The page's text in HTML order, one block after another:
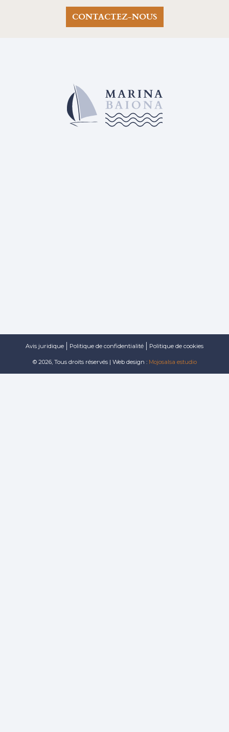
CONTACTEZ-NOUS
Avis juridique Politique de confidentialité Politique de cookies
© 2026, Tous droits réservés | Web design : Mojosalsa estudio